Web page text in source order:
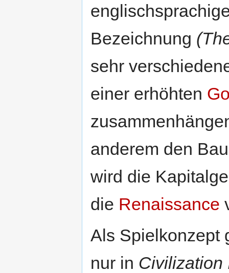
Bezeichnung
sehr
einer erhöhten
anderem den
wird die
die Renaissance
Als Spielkonzept
nur in Civilization